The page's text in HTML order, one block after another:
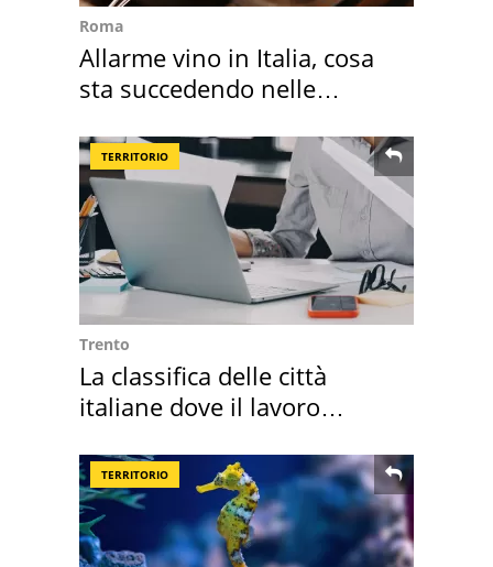
Roma
Allarme vino in Italia, cosa
sta succedendo nelle
TERRITORIO
Trento
La classifica delle città
italiane dove il lavoro
TERRITORIO